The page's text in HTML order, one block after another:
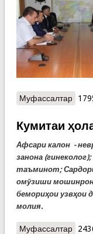
Муфассалтаро
Кумитаи
Афсари калон -
занона (гинеколог);
таъминот;
омӯзиши
бемориҳои узвҳои
молия.
Муфассалтаро